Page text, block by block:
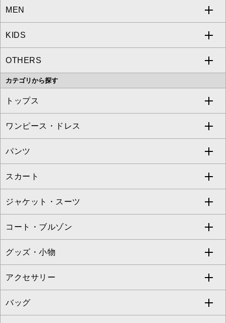
a.v.v
MICHEL KLEIN
MK MICHEL KLEIN
OFUON le MK
MEN
a.v.v
MICHEL KLEIN HOMME
MK MICHEL KLEIN HOMME
KIDS
a.v.v
OTHERS
MK MICHEL KLEIN BAG
カテゴリから探す
トップス
すべてのトップス
カットソー・Tシャツ
ブラウス・シャツ
ニット・セーター
カーディガン
アンサンブルセット
ベスト・ジレ
パーカー
ワンピース・ドレス
すべてのワンピース・ドレス
ワンピース
ドレス
チュニック
ジャンパースカート
その他のワンピース・ドレス
パンツ
すべてのパンツ
フルレングスパンツ
クロップド・半端丈パンツ
ガウチョ・ワイドパンツ
ハーフ・ショート丈パンツ
サロペット・オールインワン
スカート
すべてのスカート
ロング・マキシ丈スカート
ひざ丈スカート
ミモレ丈スカート
ショート・ミニ丈スカート
ジャケット・スーツ
すべてのジャケット・スーツ
テーラードジャケット
ノーカラージャケット
セットアップ
コート・ブルゾン
すべてのコート・ブルゾン
トレンチコート
ピーコート
グッズ・小物
すべてのグッズ・小物
マスク
アクセサリー
すべてのアクセサリー
バッグ